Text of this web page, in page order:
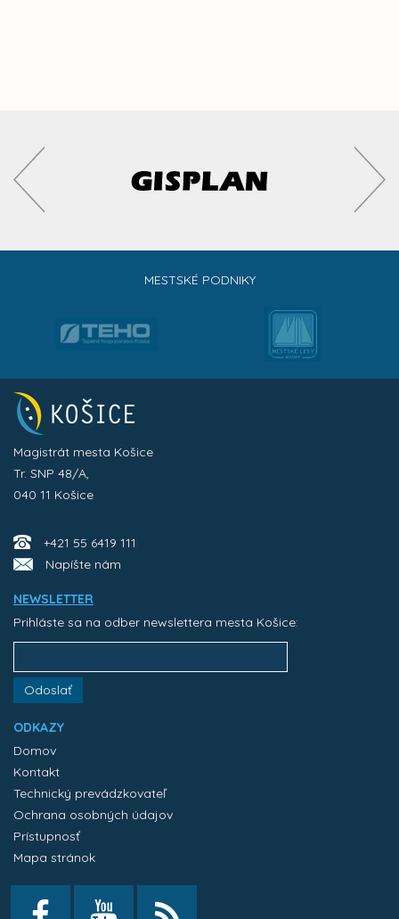
MESTSKÉ PODNIKY
Magistrát mesta Košice
Tr. SNP 48/A,
040 11 Košice
+421 55 6419 111
Napíšte nám
NEWSLETTER
Prihláste sa na odber newslettera mesta Košice:
Odoslať
ODKAZY
Domov
Kontakt
Technický prevádzkovateľ
Ochrana osobných údajov
Prístupnosť
Mapa stránok